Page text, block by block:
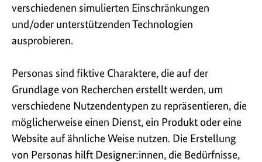
verschiedenen simulierten Einschränkungen
und/oder unterstützenden Technologien
ausprobieren.
Personas sind fiktive Charaktere, die auf der
Grundlage von Recherchen erstellt werden, um
verschiedene Nutzendentypen zu repräsentieren, die
möglicherweise einen Dienst, ein Produkt oder eine
Website auf ähnliche Weise nutzen. Die Erstellung
von Personas hilft Designer:innen, die Bedürfnisse,